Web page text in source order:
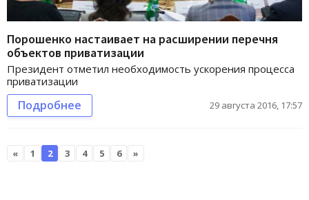
Порошенко настаивает на расширении перечня
объектов приватизации
Президент отметил необходимость ускорения процесса
приватизации
Подробнее 29 августа 2016, 17:57
« 1 2 3 4 5 6 »